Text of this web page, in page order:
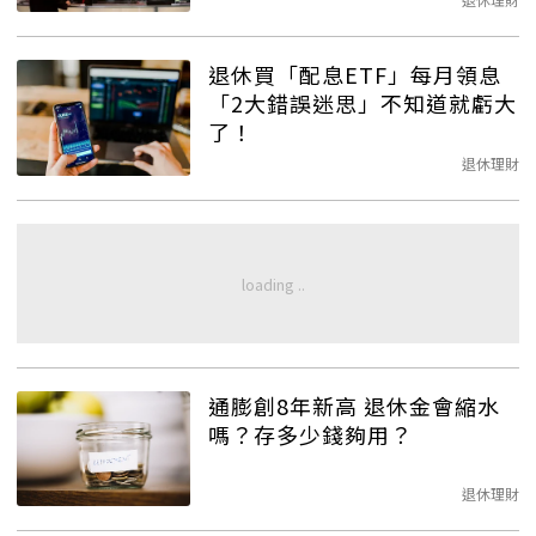
退休買「配息ETF」每月領息
「2大錯誤迷思」不知道就虧大
了！
退休理財
通膨創8年新高 退休金會縮水
嗎？存多少錢夠用？
退休理財